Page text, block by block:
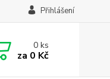
Přihlášení
0ks
za 0 Kč